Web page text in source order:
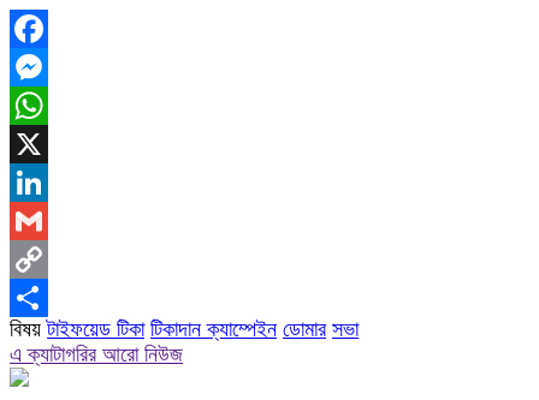
Facebook
Messenger
WhatsApp
X
LinkedIn
Gmail
Copy
Link
Share
বিষয়টাইফয়েড টিকা টিকাদান ক্যাম্পেইন ডোমার সভা
এ ক্যাটাগরির আরো নিউজ